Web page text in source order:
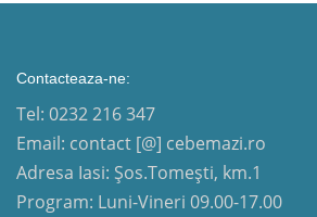
Contacteaza-ne:
Tel: 0232 216 347
Email: contact [@] cebemazi.ro
Adresa Iasi: Șos.Tomești, km.1
Program: Luni-Vineri 09.00-17.00